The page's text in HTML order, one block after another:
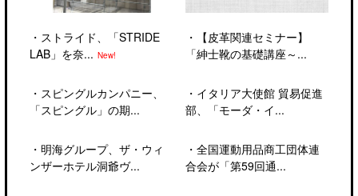
・ ストライド、「STRIDE
LAB」を奈... New!
・ スピングルカンパニー、
「スピングル」の期...
・ 明海グループ、ザ・ウィ
ンザーホテル洞爺ヴ...
・
【皮革関連セミナー】
「紳士靴の基礎講座～...
・ イタリア大使館 貿易促進
部、「モーダ・イ...
・ 全国運動用品商工団体連
合会が「第59回通...